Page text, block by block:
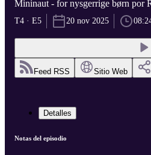
Mininaut - for nysgerrige børn por
T4 · E5 20 nov 2025
Feed RSS Sitio Web
Detalles
Notas del episodio